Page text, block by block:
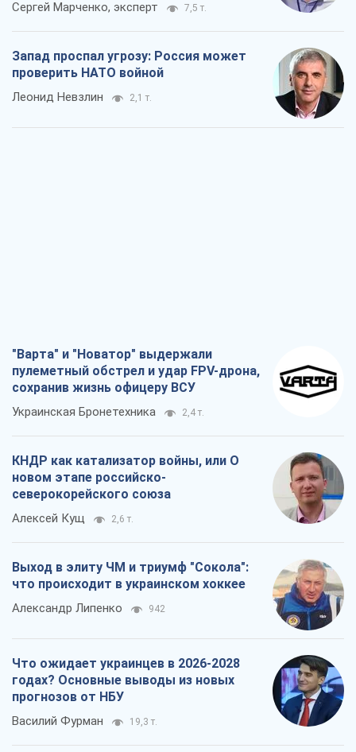
Сергей Марченко, эксперт 7,5 т.
Запад проспал угрозу: Россия может
проверить НАТО войной
Леонид Невзлин 2,1 т.
"Варта" и "Новатор" выдержали
пулеметный обстрел и удар FPV-дрона,
сохранив жизнь офицеру ВСУ
Украинская Бронетехника 2,4 т.
КНДР как катализатор войны, или О
новом этапе российско-
северокорейского союза
Алексей Кущ 2,6 т.
Выход в элиту ЧМ и триумф "Сокола":
что происходит в украинском хоккее
Александр Липенко 942
Что ожидает украинцев в 2026-2028
годах? Основные выводы из новых
прогнозов от НБУ
Василий Фурман 19,3 т.